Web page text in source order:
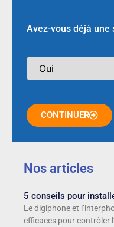
Avez-vous déjà une
CONTINUER
Nos articles
5 conseils pour
Le digiphone et
efficaces pour contrôler